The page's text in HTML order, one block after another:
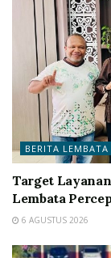
BERITA LEMBATA
Target
Lembata
6 AGUSTUS 2026